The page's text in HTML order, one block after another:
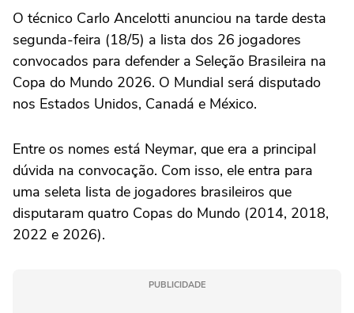
O técnico Carlo Ancelotti anunciou na tarde desta
segunda-feira (18/5) a lista dos 26 jogadores
convocados para defender a Seleção Brasileira na
Copa do Mundo 2026. O Mundial será disputado
nos Estados Unidos, Canadá e México.
Entre os nomes está Neymar, que era a principal
dúvida na convocação. Com isso, ele entra para
uma seleta lista de jogadores brasileiros que
disputaram quatro Copas do Mundo (2014, 2018,
2022 e 2026).
PUBLICIDADE